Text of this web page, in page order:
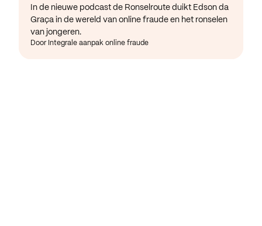
In de nieuwe podcast de Ronselroute duikt Edson da
Graça in de wereld van online fraude en het ronselen
van jongeren.
Door Integrale aanpak online fraude